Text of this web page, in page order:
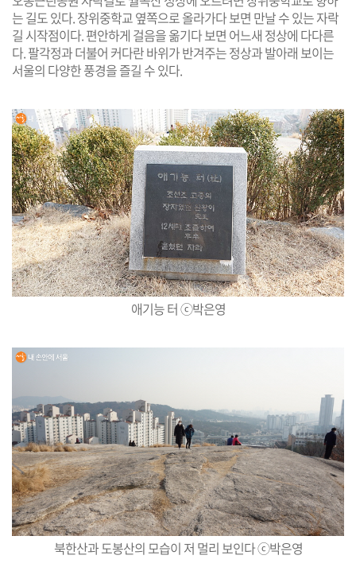
는 길도 있다. 장위중학교 옆쪽으로 올라가다 보면 만날 수 있는 자락
길 시작점이다. 편안하게 걸음을 옮기다 보면 어느새 정상에 다다른
다. 팔각정과 더불어 커다란 바위가 반겨주는 정상과 발아래 보이는
서울의 다양한 풍경을 즐길 수 있다.
애기능 터 ⓒ박은영
북한산과 도봉산의 모습이 저 멀리 보인다 ⓒ박은영